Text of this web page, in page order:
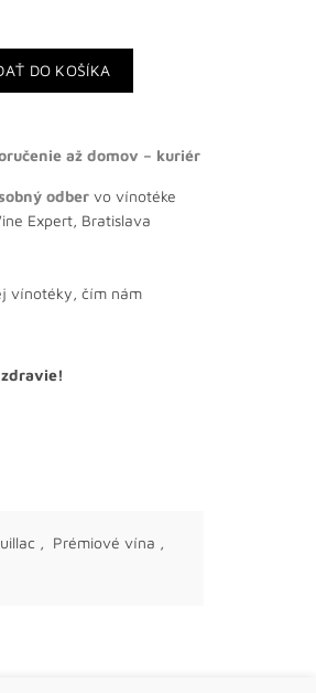
Lynch-Bages 2018
DO KOŠÍKA
až domov – kuriér
odbervo vínotéke
Expert, Bratislava
vínotéky, čím nám
, Prémiové vína ,